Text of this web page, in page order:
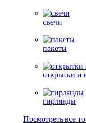
свечи
пакеты
открытки и
гирлянды
Посмотреть все